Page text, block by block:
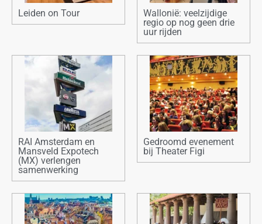
Leiden on Tour
Wallonië: veelzijdige
regio op nog geen drie
uur rijden
RAI Amsterdam en
Mansveld Expotech
(MX) verlengen
samenwerking
Gedroomd evenement
bij Theater Figi